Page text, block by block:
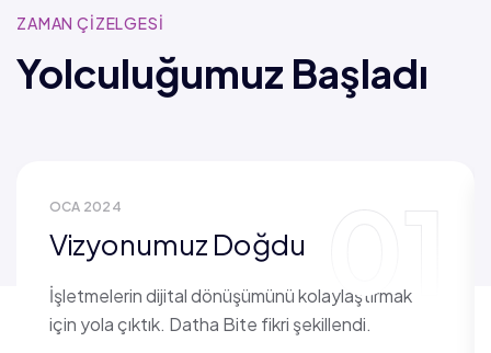
ZAMAN ÇİZELGESİ
Yolculuğumuz Başladı
01
OCA 2024
Vizyonumuz Doğdu
İşletmelerin dijital dönüşümünü kolaylaştırmak
için yola çıktık. Datha Bite fikri şekillendi.